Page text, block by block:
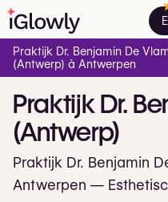
PraktijkDr.
(Antwerp)
Praktijk Dr. Benjamin
Antwerpen —
Praktijk Dr. Benjamin De
(Antwerp) à Antwerpen